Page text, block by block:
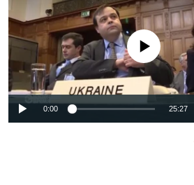
No media source
0:00 25:27